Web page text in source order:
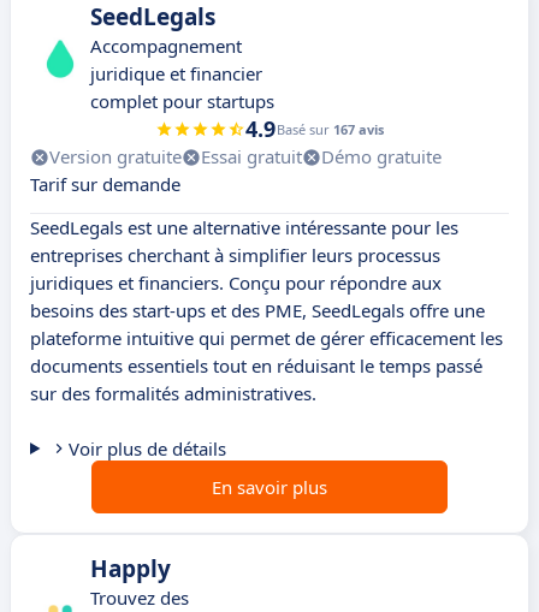
SeedLegals
Accompagnement
juridique et financier
complet pour startups
4.9Basé sur 167 avis
Version gratuite Essai gratuit
Démo gratuite
Tarif sur demande
SeedLegals est une alternative intéressante pour les
entreprises cherchant à simplifier leurs processus
juridiques et financiers. Conçu pour répondre aux
besoins des start-ups et des PME, SeedLegals offre une
plateforme intuitive qui permet de gérer efficacement les
documents essentiels tout en réduisant le temps passé
sur des formalités administratives.
Voir plus de détails
En savoir plus
Happly
Trouvez des